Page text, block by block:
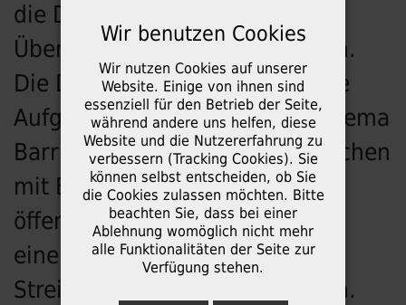
die Durchsetzungs- und
Überwachungsstelle zu wenden.
Die Durchsetzungsstelle hat die
Aufgabe, bei Konflikten zum Thema
Barrierefreiheit zwischen Menschen
mit Behinderungen und
öffentlichen Stellen des Landes
eine außergerichtliche
Streitbeilegung zu unterstützen.
Wir benutzen Cookies
Wir nutzen Cookies auf unserer
Website. Einige von ihnen sind
essenziell für den Betrieb der Seite,
während andere uns helfen, diese
Website und die Nutzererfahrung zu
verbessern (Tracking Cookies). Sie
können selbst entscheiden, ob Sie
die Cookies zulassen möchten. Bitte
beachten Sie, dass bei einer
Ablehnung womöglich nicht mehr
alle Funktionalitäten der Seite zur
Verfügung stehen.